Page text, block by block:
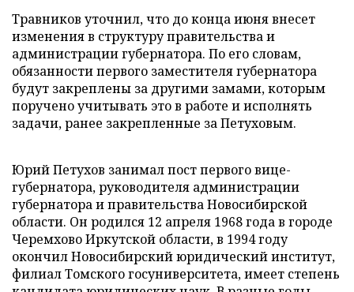
Травников уточнил, что до конца июня внесет
изменения в структуру правительства и
администрации губернатора. По его словам,
обязанности первого заместителя губернатора
будут закреплены за другими замами, которым
поручено учитывать это в работе и исполнять
задачи, ранее закрепленные за Петуховым.
Юрий Петухов занимал пост первого вице-
губернатора, руководителя администрации
губернатора и правительства Новосибирской
области. Он родился 12 апреля 1968 года в городе
Черемхово Иркутской области, в 1994 году
окончил Новосибирский юридический институт,
филиал Томского госуниверситета, имеет степень